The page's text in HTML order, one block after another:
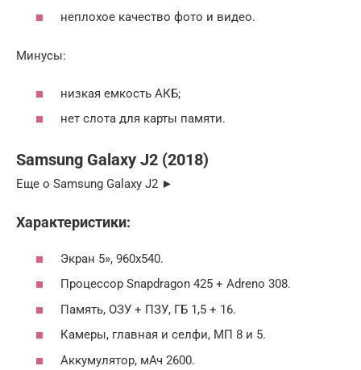
неплохое качество фото и видео.
Минусы:
низкая емкость АКБ;
нет слота для карты памяти.
Samsung Galaxy J2 (2018)
Еще о Samsung Galaxy J2 ►
Характеристики:
Экран 5», 960х540.
Процессор Snapdragon 425 + Adreno 308.
Память, ОЗУ + ПЗУ, ГБ 1,5 + 16.
Камеры, главная и селфи, МП 8 и 5.
Аккумулятор, мАч 2600.